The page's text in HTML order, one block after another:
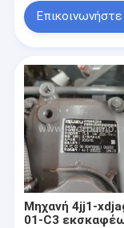
Επικοινωνήστε
Μηχανή 4jj1-
01-C3